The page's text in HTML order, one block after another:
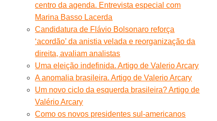
centro da agenda. Entrevista especial com
Marina Basso Lacerda
Candidatura de Flávio Bolsonaro reforça
‘acordão’ da anistia velada e reorganização da
direita, avaliam analistas
Uma eleição indefinida. Artigo de Valerio Arcary
A anomalia brasileira. Artigo de Valerio Arcary
Um novo ciclo da esquerda brasileira? Artigo de
Valério Arcary
Como os novos presidentes sul-americanos